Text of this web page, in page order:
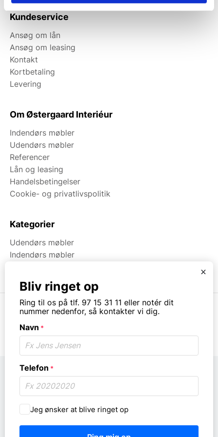
Kundeservice
Ansøg om lån
Ansøg om leasing
Kontakt
Kortbetaling
Levering
Om Østergaard Interiéur
Indendørs møbler
Udendørs møbler
Referencer
Lån og leasing
Handelsbetingelser
Cookie- og privatlivspolitik
Kategorier
Udendørs møbler
Indendørs møbler
x
Bliv ringet op
Ring til os på tlf. 97 15 31 11 eller notér dit
nummer nedenfor, så kontakter vi dig.
Navn *
Telefon *
Må
vi
ringe
Jeg ønsker at blive ringet op